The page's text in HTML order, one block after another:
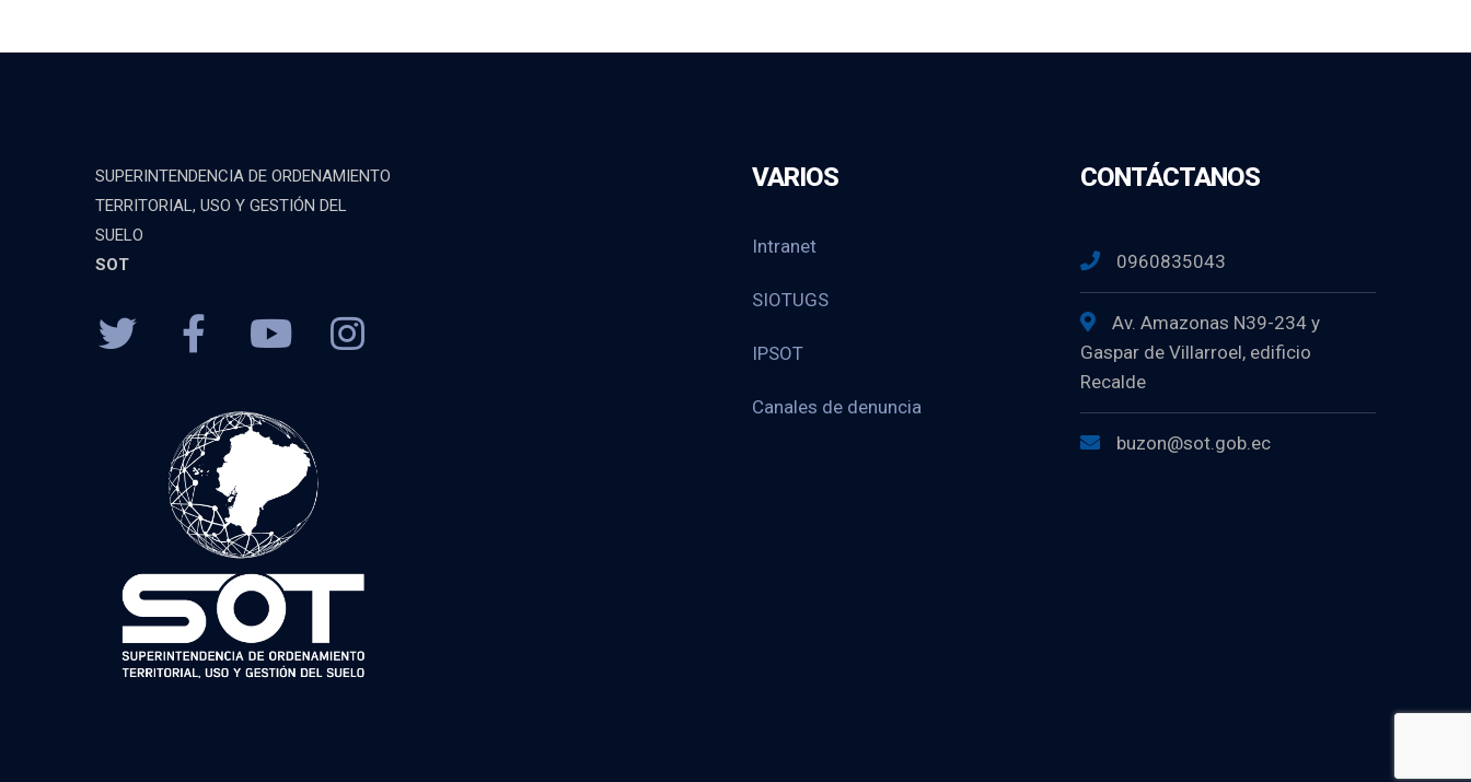
SUPERINTENDENCIA DE ORDENAMIENTO
TERRITORIAL, USO Y GESTIÓN DEL
SUELO
SOT
VARIOS
Intranet
SIOTUGS
IPSOT
Canales de denuncia
CONTÁCTANOS
0960835043
Av. Amazonas N39-234 y
Gaspar de Villarroel, edificio
Recalde
buzon@sot.gob.ec